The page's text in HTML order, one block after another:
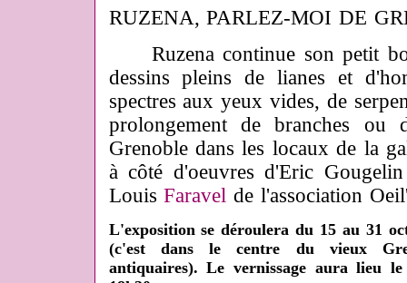
RUZENA, PARLEZ-MOI DE
Ruzena continue son petit
dessins pleins de lianes et
spectres aux yeux vides, de
prolongement de branches ou
Grenoble dans les locaux de la
à côté d'oeuvres d'Eric
LouisFaravel de l'association
L'exposition se déroulera du 15 au 31
(c'est dans le centre du vieux
antiquaires). Le vernissage aura lieu